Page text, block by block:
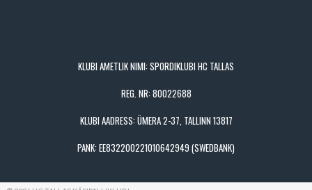
KLUBI AMETLIK NIMI: SPORDIKLUBI HC TALLAS
REG. NR: 80022688
KLUBI AADRESS: ÜMERA 2-37, TALLINN 13817
PANK: EE832200221010642949 (SWEDBANK)